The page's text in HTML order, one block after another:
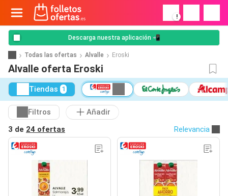
!
Descarga nuestra aplicación 📲
Todas las ofertas Alvalle Eroski
Alvalle oferta Eroski
Tiendas 1
Filtros
Añadir
3 de 24 ofertas Relevancia